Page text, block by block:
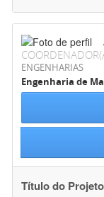
ENGENHARIAS
Engenharia de
Título do